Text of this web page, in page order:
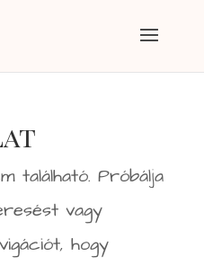
található. Próbálja
vagy
hogy